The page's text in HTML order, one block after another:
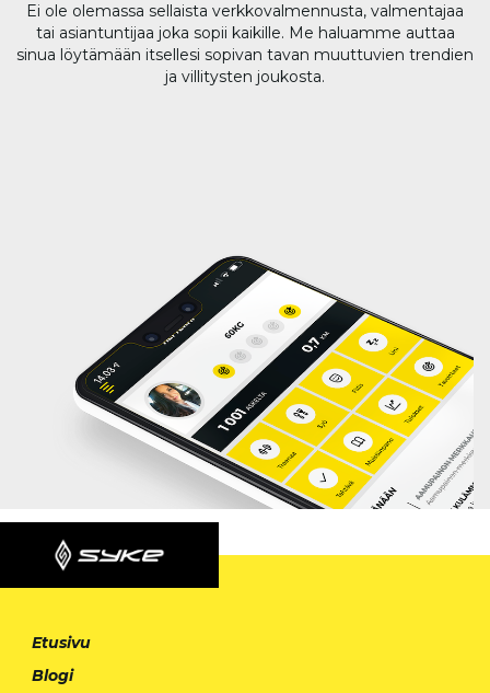
Ei ole olemassa sellaista verkkovalmennusta, valmentajaa
tai asiantuntijaa joka sopii kaikille. Me haluamme auttaa
sinua löytämään itsellesi sopivan tavan muuttuvien trendien
ja villitysten joukosta.
Etusivu
Blogi